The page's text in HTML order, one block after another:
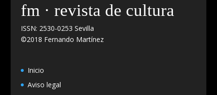
fm · revista de cultura
ISSN: 2530-0253 Sevilla
©2018 Fernando Martínez
Inicio
Aviso legal